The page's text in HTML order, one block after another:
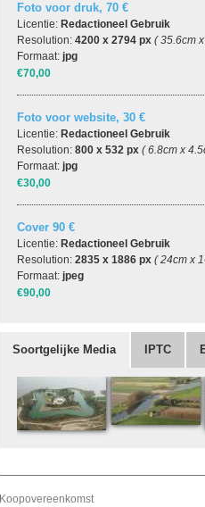
Foto voor druk, 70 €
Licentie: Redactioneel Gebruik
Resolution: 4200 x 2794 px ( 35.6cm
Formaat: jpg
€70,00
Foto voor website, 30 €
Licentie: Redactioneel Gebruik
Resolution: 800 x 532 px ( 6.8cm x
Formaat: jpg
€30,00
Cover 90 €
Licentie: Redactioneel Gebruik
Resolution: 2835 x 1886 px ( 24cm x
Formaat: jpeg
€90,00
Soortgelijke Media IPTC
Koopovereenkomst